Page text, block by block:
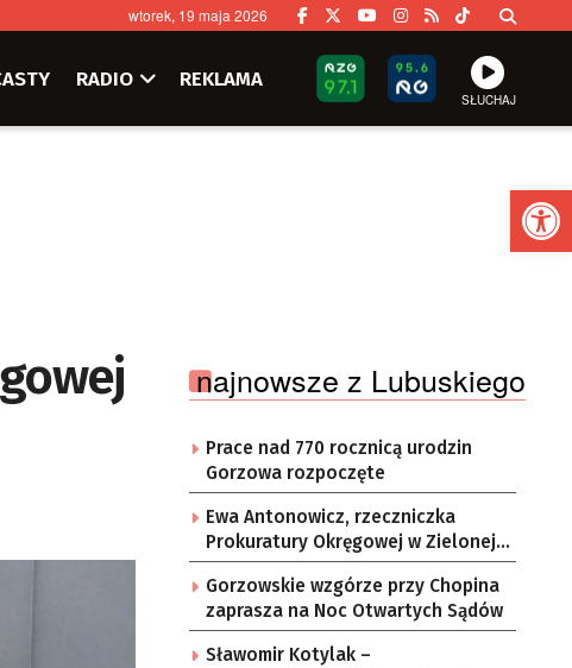
wtorek, 19 maja 2026
RADIO REKLAMA
SŁUCHAJ
najnowsze z Lubuskiego
Prace nad 770 rocznicą urodzin
Gorzowa rozpoczęte
Ewa Antonowicz, rzeczniczka
Prokuratury Okręgowej w Zielonej
Górze
Gorzowskie wzgórze przy Chopina
zaprasza na Noc Otwartych Sądów
Sławomir Kotylak –